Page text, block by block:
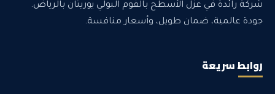
شركة رائدة في عزل الأسطح بالفوم البولي يوريثان بالرياض.
جودة عالمية، ضمان طويل، وأسعار منافسة.
روابط سريعة